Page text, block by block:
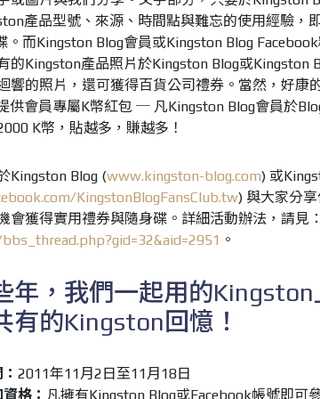
產品型號、來源、時間點與難忘的使用經驗，
。而Kingston Blog會員或Kingston Blog
的Kingston產品照片於Kingston Blog或Kingston
響的照片，還可獲得百貨公司禮券。當然，好康
供會員專屬K幣紅包 ─ 凡Kingston Blog會員於
K幣，貼越多，賺越多！
Kingston Blog (www.kingston-blog.com) 或
KingstonBlogFansClub.tw) 與大家分
會獲得實用禮券與隨身碟。詳細活動辦法，請見：
。
年，我們一起用的
有的Kingston回憶！
2011年11月2日至11月18日
格： 凡擁有Kingston Blog或Facebook帳號即可